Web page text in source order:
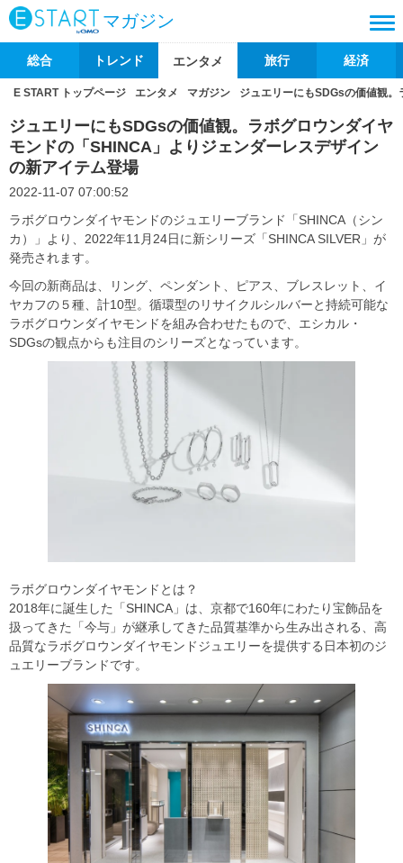
マガジン
総合 トレンド エンタメ 旅行 経済
E START トップページ エンタメ マガジン ジュエリーにもSDGsの価値観
ジュエリーにもSDGsの価値観。ラボグロウンダイヤ
モンドの「SHINCA」よりジェンダーレスデザイン
の新アイテム登場
2022-11-07 07:00:52
ラボグロウンダイヤモンドのジュエリーブランド「SHINCA（シン
カ）」より、2022年11月24日に新シリーズ「SHINCA SILVER」が
発売されます。
今回の新商品は、リング、ペンダント、ピアス、ブレスレット、イ
ヤカフの５種、計10型。循環型のリサイクルシルバーと持続可能な
ラボグロウンダイヤモンドを組み合わせたもので、エシカル・
SDGsの観点からも注目のシリーズとなっています。
ラボグロウンダイヤモンドとは？
2018年に誕生した「SHINCA」は、京都で160年にわたり宝飾品を
扱ってきた「今与」が継承してきた品質基準から生み出される、高
品質なラボグロウンダイヤモンドジュエリーを提供する日本初のジ
ュエリーブランドです。